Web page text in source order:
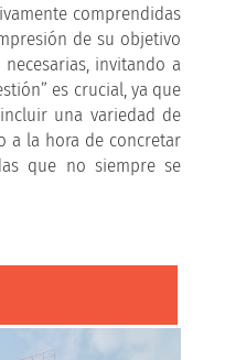
comprendidas
de su objetivo
invitando a
es crucial, ya que
una variedad de
a la hora de concretar
que no siempre se